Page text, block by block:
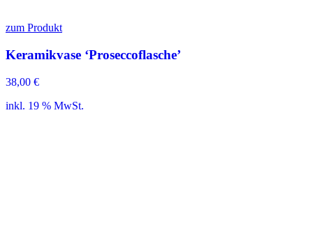
zum Produkt
Keramikvase ‘Proseccoflasche’
38,00 €
inkl. 19 % MwSt.